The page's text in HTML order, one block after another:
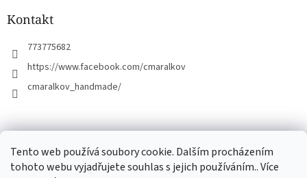
Tento web používá soubory cookie. Dalším procházením
tohoto webu vyjadřujete souhlas s jejich používáním.. Více
Kontakt
773775682
https://www.facebook.com/cmaralkov
cmaralkov_handmade/